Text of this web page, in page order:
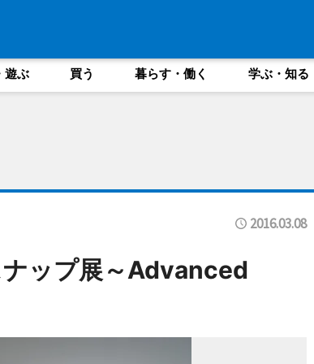
遊ぶ 買う 暮らす・働く 学ぶ・知る
2016.03.08
ップ展～Advanced